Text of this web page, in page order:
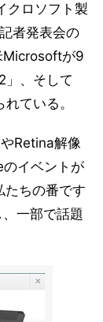
クロソフト製
者発表会の
Microsoftが9
」、そして
ている。
Retina解像
イベントが
ちの番です
一部で話題